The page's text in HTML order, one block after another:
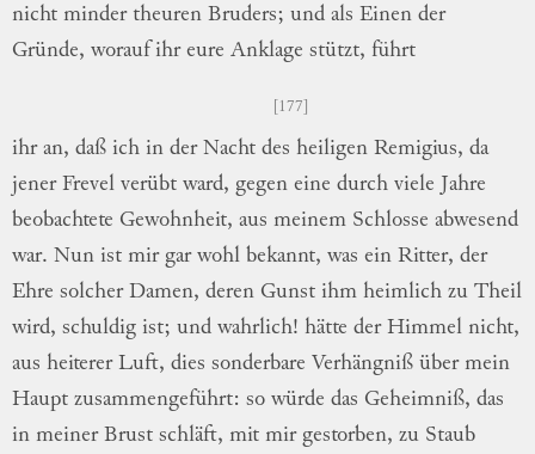
nicht mindertheuren Bruders; und als Einen der
Gründe, worauf ihr eure Anklage stützt, führt
177
ihr an, daß ich in der Nacht des heiligen Remigius, da
jener Frevel verübt ward, gegen eine durch viele Jahre
beobachtete Gewohnheit, aus meinem Schlosse abwesend
war. Nun ist mir gar wohl bekannt, was ein Ritter, der
Ehre solcher Damen, deren Gunst ihm heimlich zu Theil
wird, schuldig ist; und wahrlich! hätte der Himmel nicht,
aus heiterer Luft, dies sonderbare Verhängniß über mein
Haupt zusammengeführt: so würde das Geheimniß, das
in meiner Brust schläft, mit mir gestorben, zu Staub